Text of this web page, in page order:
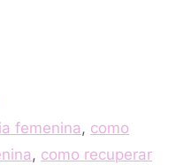
femenina, como
, como recuperar